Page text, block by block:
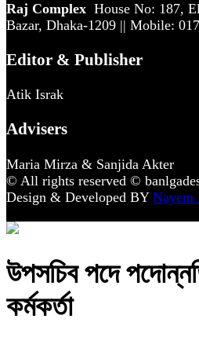
Raj Complex House No: 187,
Bazar, Dhaka-1209 || Mobile:
Editor & Publisher
Atik Israk
Advisers
Maria Mirza & Sanjida Akter
© All rights reserved ©
Design & Developed BY Nayem
উপসচিব পদে
কর্মকর্তা